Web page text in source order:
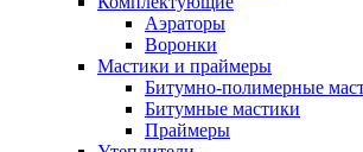
Аэраторы
Воронки
Мастики и праймеры
Битумно-полимерные
Битумные мастики
Праймеры